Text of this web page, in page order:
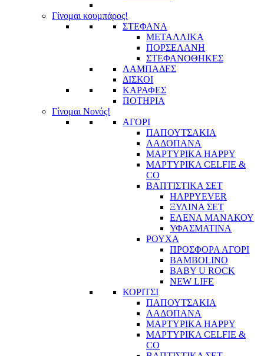
Γίνομαι κουμπάρος!
ΣΤΕΦΑΝΑ
ΜΕΤΑΛΛΙΚΑ
ΠΟΡΣΕΛΑΝΗ
ΣΤΕΦΑΝΟΘΗΚΕΣ
ΛΑΜΠΑΔΕΣ
ΔΙΣΚΟΙ
ΚΑΡΑΦΕΣ
ΠΟΤΗΡΙΑ
Γίνομαι Νονός!
ΑΓΟΡΙ
ΠΑΠΟΥΤΣΑΚΙΑ
ΛΑΔΟΠΑΝΑ
ΜΑΡΤΥΡΙΚΑ HAPPY
ΜΑΡΤΥΡΙΚΑ CELFIE &
CO
ΒΑΠΤΙΣΤΙΚΑ ΣΕΤ
HAPPYEVER
ΞΥΛΙΝΑ ΣΕΤ
ΕΛΕΝΑ ΜΑΝΑΚΟΥ
ΥΦΑΣΜΑΤΙΝΑ
ΡΟΥΧΑ
ΠΡΟΣΦΟΡΑ ΑΓΟΡΙ
BAMBOLINO
BABY U ROCK
NEW LIFE
ΚΟΡΙΤΣΙ
ΠΑΠΟΥΤΣΑΚΙΑ
ΛΑΔΟΠΑΝΑ
ΜΑΡΤΥΡΙΚΑ HAPPY
ΜΑΡΤΥΡΙΚΑ CELFIE &
CO